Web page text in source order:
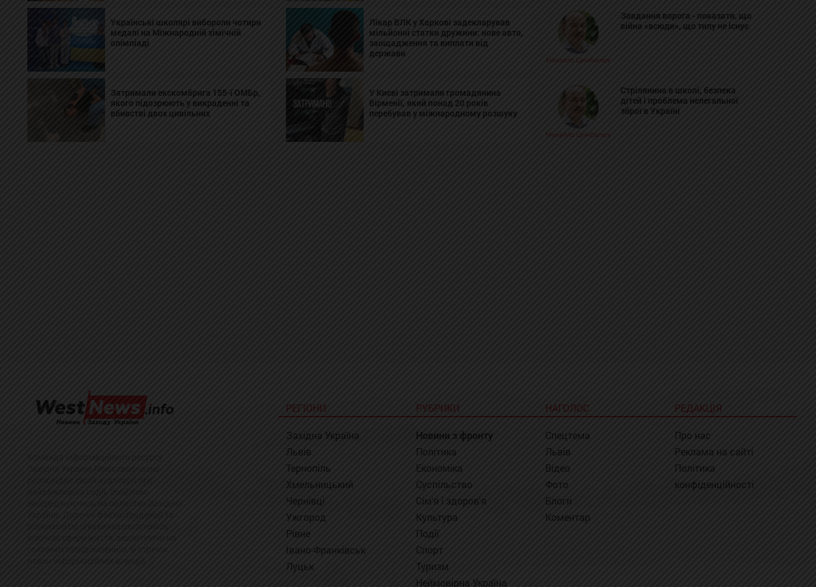
Українські школярі вибороли чотири
медалі на Міжнародній хімічній
олімпіаді
Лікар ВЛК у Харкові задекларував
мільйонні статки дружини: нове авто,
заощадження та виплати від
держави
Затримали екскомбрига 155-ї ОМБр,
якого підозрюють у викраденні та
вбивстві двох цивільних
У Києві затримали громадянина
Вірменії, який понад 20 років
перебував у міжнародному розшуку
Михайло Цимбалюк
Завдання ворога - показати, що
війна «всюди», що тилу не існує
Михайло Цимбалюк
Стрілянина в школі, безпека
дітей і проблема нелегальної
зброї в Україні
РЕГІОНИ
Західна Україна
Львів
Тернопіль
Хмельницький
Чернівці
Ужгород
Рівне
Івано-Франківськ
Луцьк
РУБРИКИ
Новини з фронту
Політика
Економіка
Суспільство
Сім'я і здоров'я
Культура
Події
Спорт
Туризм
Неймовірна Україна
НАГОЛОС
Спецтема
Львів
Відео
Фото
Блоги
Коментар
РЕДАКЦІЯ
Про нас
Реклама на сайті
Політика
конфіденційності